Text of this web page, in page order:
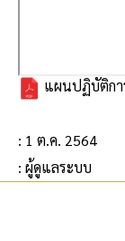
แผนปฏิบัติกา
: 1 ต.ค. 2564
: ผู้ดูแลระบบ